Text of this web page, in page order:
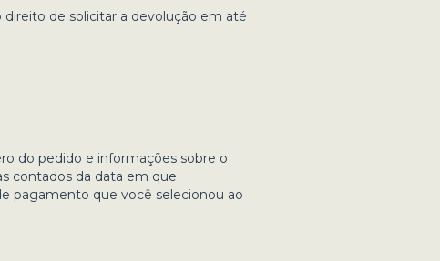
de solicitar a devolução em até
do pedido e informações sobre o
contados da data em que
pagamento que você selecionou ao